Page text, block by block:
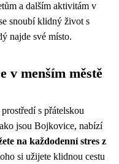
a dalším aktivitám v
snoubí klidný život s
najde své místo.
v menším městě
s přátelskou
jsou Bojkovice, nabízí
na každodenní stres z
si užijete klidnou cestu